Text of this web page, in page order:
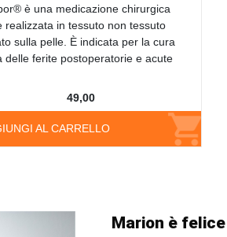
è una medicazione chirurgica
realizzata in tessuto non tessuto
sulla pelle. È indicata per la cura
delle ferite postoperatorie e acute
AL CARRELLO
49,00
Marion è